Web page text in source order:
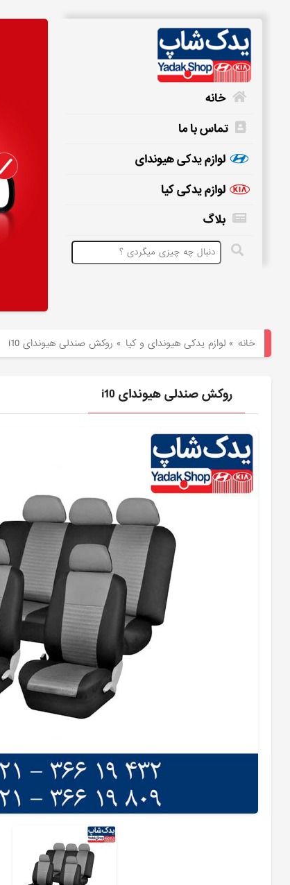
لوازم
خانه
تماس با ما
لوازم یدکی هیوندای
لوازم یدکی کیا
بلاگ
خانه »لوازم یدکی هیوندای و کیا » روکش صندلی هیوندای i10
روکش صندلی هیوندای i10